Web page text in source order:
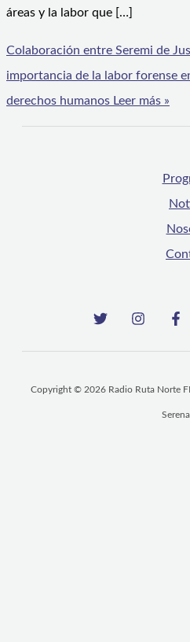
áreas y la labor que […]
Colaboración entre Seremi de
importancia de la labor forense
derechos humanos Leer más »
Copyright © 2026 Radio Ruta Norte
Serena